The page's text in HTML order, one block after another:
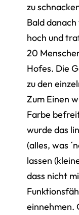
zu
Bald
hoch und
20
Hofes. Die
zu den
Zum Einen
Farbe
wurde das
(alles, was
lassen
dass nicht
einnehmen.